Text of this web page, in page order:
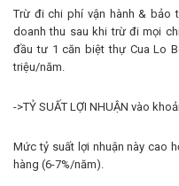
Trừ đi chi phí vận hành & bảo
doanh thu sau khi trừ đi mọi
đầu tư 1 căn biệt thự Cua Lo
triệu/năm.
->TỶ SUẤT LỢI NHUẬN vào
Mức tỷ suất lợi nhuận này cao
hàng (6-7%/năm).